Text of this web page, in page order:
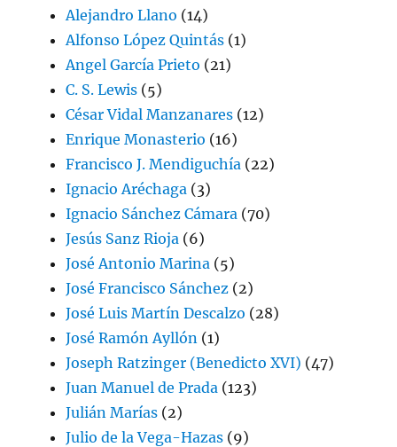
Alejandro Llano (14)
Alfonso López Quintás (1)
Angel García Prieto (21)
C. S. Lewis (5)
César Vidal Manzanares (12)
Enrique Monasterio (16)
Francisco J. Mendiguchía (22)
Ignacio Aréchaga (3)
Ignacio Sánchez Cámara (70)
Jesús Sanz Rioja (6)
José Antonio Marina (5)
José Francisco Sánchez (2)
José Luis Martín Descalzo (28)
José Ramón Ayllón (1)
Joseph Ratzinger (Benedicto XVI) (47)
Juan Manuel de Prada (123)
Julián Marías (2)
Julio de la Vega-Hazas (9)